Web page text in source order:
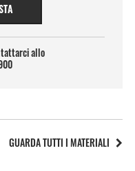
allo
GUARDA TUTTI I MATERIALI